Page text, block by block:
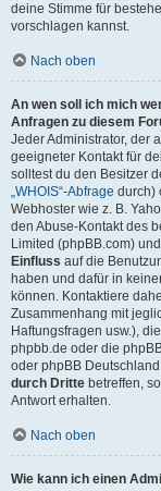
deine Stimme für
vorschlagen kannst.
Nach oben
An wen soll ich mich
Anfragen zu diesem
Jeder Administrator, der
geeigneter Kontakt für
solltest du den Besitzer
„WHOIS“-Abfrage durch)
Webhoster wie z. B.
den Abuse-Kontakt des
Limited (phpBB.com)
Einfluss auf die
haben und dafür in
können. Kontaktiere
Zusammenhang mit
Haftungsfragen usw.), die
phpbb.de oder die
oder phpBB
durch Dritte betreffen,
Antwort erhalten.
Nach oben
Wie kann ich einen